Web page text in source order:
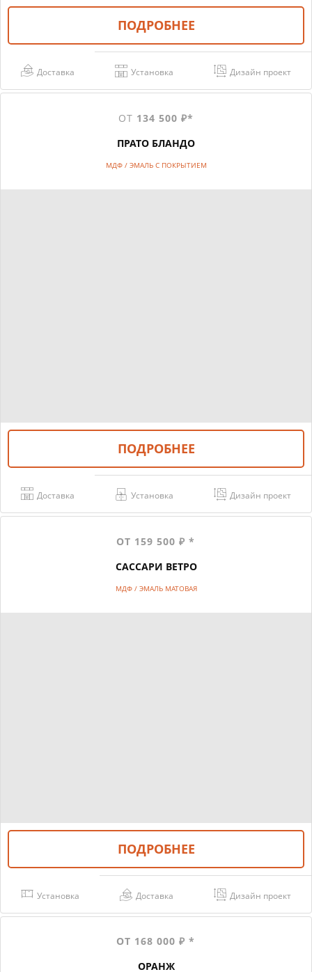
ПОДРОБНЕЕ
Доставка Установка Дизайн проект
ОТ 134 500 ₽*
ПРАТО БЛАНДО
МДФ / ЭМАЛЬ С ПОКРЫТИЕМ
ПОДРОБНЕЕ
Доставка Установка Дизайн проект
ОТ 159 500 ₽ *
САССАРИ ВЕТРО
МДФ / ЭМАЛЬ МАТОВАЯ
ПОДРОБНЕЕ
Установка Доставка Дизайн проект
ОТ 168 000 ₽ *
ОРАНЖ